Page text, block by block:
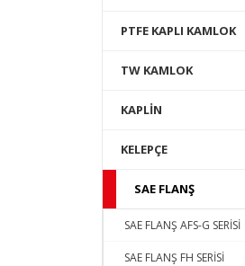
PTFE KAPLI KAMLOK
TW KAMLOK
KAPLİN
KELEPÇE
SAE FLANŞ
SAE FLANŞ AFS-G SERİSİ
SAE FLANŞ FH SERİSİ